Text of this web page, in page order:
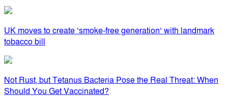
UK moves to create ‘smoke-free generation’ with landmark
tobacco bill
Not Rust, but Tetanus Bacteria Pose the Real Threat: When
Should You Get Vaccinated?